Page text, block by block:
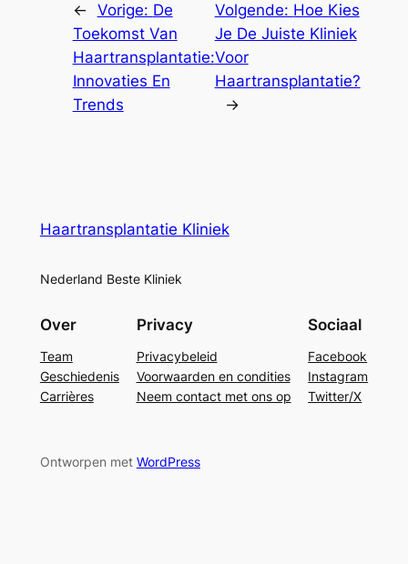
← Vorige: De
Toekomst Van
Haartransplantatie:
Innovaties En
Trends
Volgende: Hoe Kies
Je De Juiste Kliniek
Voor
Haartransplantatie?
→
Haartransplantatie Kliniek
Nederland Beste Kliniek
Over
Team
Geschiedenis
Carrières
Privacy
Privacybeleid
Voorwaarden en condities
Neem contact met ons op
Sociaal
Facebook
Instagram
Twitter/X
Ontworpen met WordPress